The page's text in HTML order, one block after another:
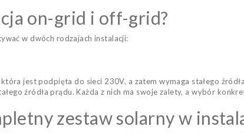
on-grid i off-grid?
w dwóch rodzajach instalacji:
jest podpięta do sieci 230V, a zatem wymaga stałego
źródła prądu. Każda z nich ma swoje zalety, a wybór
zestaw solarny w